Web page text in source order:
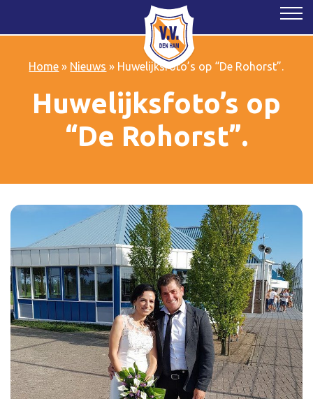
Home » Nieuws » Huwelijksfoto’s op “De Rohorst”.
Huwelijksfoto’s op
“De Rohorst”.